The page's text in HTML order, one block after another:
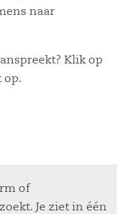
naar
Klik op
op.
of
Je ziet in één